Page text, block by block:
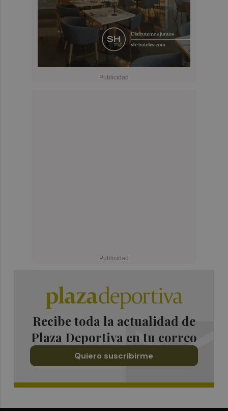
Recibe toda la actualidad de
Plaza Deportiva en tu correo
Quiero suscribirme